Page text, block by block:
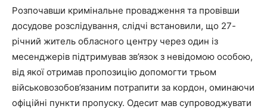
Розпочавши кримінальне провадження та провівши
досудове розслідування, слідчі встановили, що 27-
річний житель обласного центру через один із
месенджерів підтримував зв’язок з невідомою особою,
від якої отримав пропозицію допомогти трьом
військовозобов’язаним потрапити за кордон, оминаючи
офіційні пункти пропуску. Одесит мав супроводжувати